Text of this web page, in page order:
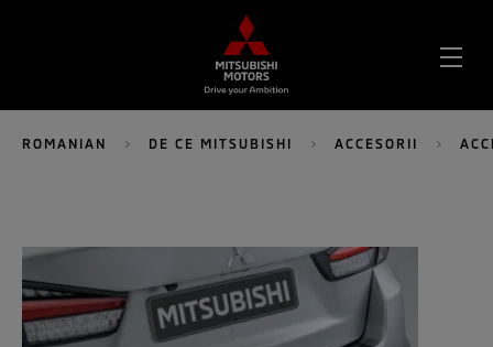
ROMANIAN DE CE MITSUBISHI ACCESORII